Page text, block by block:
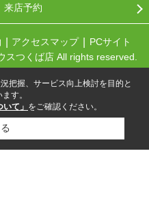
来店予約
アクセスマップ
PCサイト
スつくば店 All rights reserved.
把握、サービス向上検討を目的と
す。
て」 をご確認ください。